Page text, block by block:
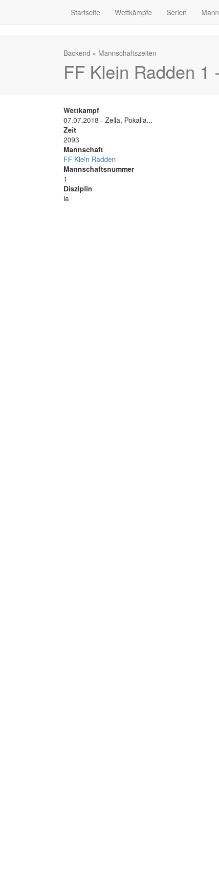
Startseite Wettkämpfe Serien
Backend » Mannschaftszeiten
FF Klein Radden 1
Wettkampf
07.07.2018 - Zella, Pokalla...
Zeit
2093
Mannschaft
FF Klein Radden
Mannschaftsnummer
1
Disziplin
la